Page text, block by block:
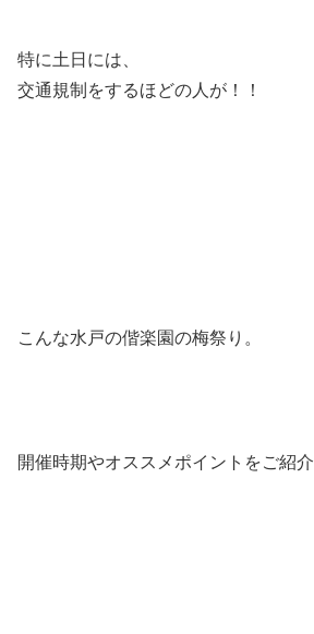
特に土日には、
交通規制をするほどの人が！！
こんな水戸の偕楽園の梅祭り。
開催時期やオススメポイントをご紹